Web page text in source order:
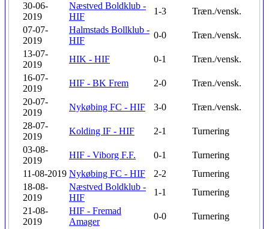
30-06-
2019
Næstved Boldklub -
HIF
1-3
Træn./vensk.
07-07-
2019
Halmstads Bollklub -
HIF
0-0
Træn./vensk.
13-07-
2019
HIK - HIF 0-1
Træn./vensk.
16-07-
2019
HIF - BK Frem 2-0
Træn./vensk.
20-07-
2019
Nykøbing FC - HIF 3-0
Træn./vensk.
28-07-
2019
Kolding IF - HIF 2-1
Turnering
03-08-
2019
HIF - Viborg F.F. 0-1
Turnering
11-08-2019 Nykøbing FC - HIF 2-2
Turnering
18-08-
2019
Næstved Boldklub -
HIF
1-1
Turnering
21-08-
2019
HIF - Fremad
Amager
0-0
Turnering